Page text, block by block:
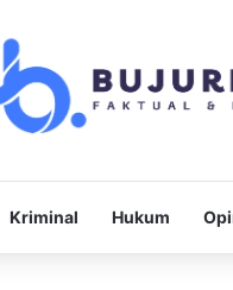
Kriminal Hukum